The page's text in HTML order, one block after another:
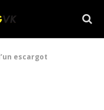
escargot